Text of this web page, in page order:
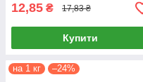
12,85 ₴ 17,83 ₴
Купити
на 1 кг –24%